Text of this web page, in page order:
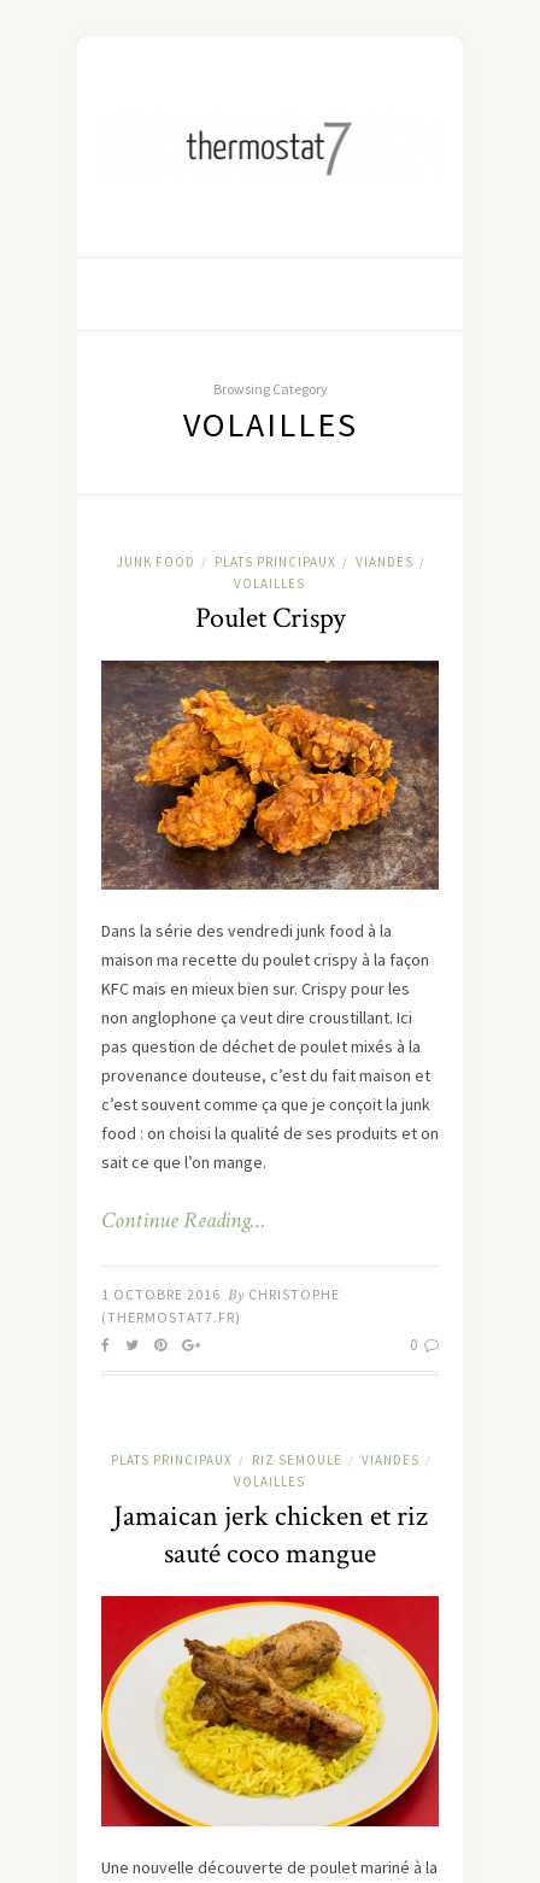
Browsing Category
VOLAILLES
JUNK FOOD / PLATS PRINCIPAUX / VIANDES /
VOLAILLES
Poulet Crispy
Dans la série des vendredi junk food à la
maison ma recette du poulet crispy à la façon
KFC mais en mieux bien sur. Crispy pour les
non anglophone ça veut dire croustillant. Ici
pas question de déchet de poulet mixés à la
provenance douteuse, c’est du fait maison et
c’est souvent comme ça que je conçoit la junk
food : on choisi la qualité de ses produits et on
sait ce que l’on mange.
Continue Reading…
1 OCTOBRE 2016 By CHRISTOPHE
(THERMOSTAT7.FR)
0
PLATS PRINCIPAUX / RIZ SEMOULE / VIANDES /
VOLAILLES
Jamaican jerk chicken et riz
sauté coco mangue
Une nouvelle découverte de poulet mariné à la